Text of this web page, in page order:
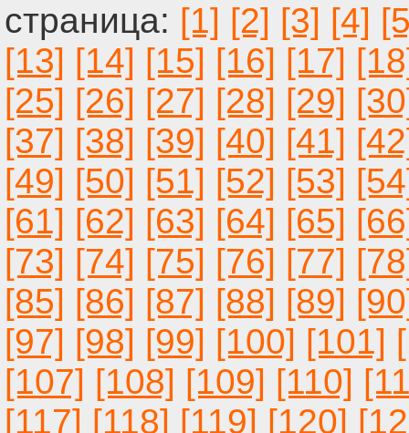
[1] [2] [3] [4]
[13] [14] [15] [16] [17]
[25] [26] [27] [28] [29]
[37] [38] [39] [40] [41]
[49] [50] [51] [52] [53]
[61] [62] [63] [64] [65]
[73] [74] [75] [76] [77]
[85] [86] [87] [88] [89]
[97] [98] [99] [100] [101]
[107] [108] [109] [110]
[117] [118] [119] [120]